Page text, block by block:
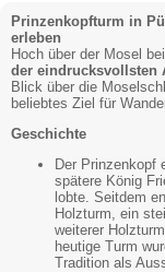
Prinzenkopfturm in
erleben
Hoch über der Mosel
der eindrucksvollsten
Blick über die
beliebtes Ziel für
Geschichte
Der Prinzenkopf
spätere König
lobte. Seitdem
Holzturm, ein
weiterer
heutige Turm
Tradition als